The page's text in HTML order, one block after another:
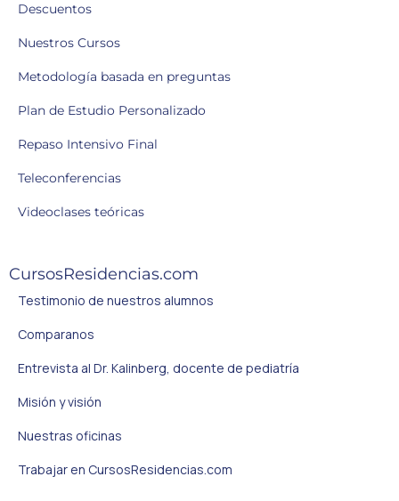
Descuentos
Nuestros Cursos
Metodología basada en preguntas
Plan de Estudio Personalizado
Repaso Intensivo Final
Teleconferencias
Videoclases teóricas
CursosResidencias.com
Testimonio de nuestros alumnos
Comparanos
Entrevista al Dr. Kalinberg, docente de pediatría
Misión y visión
Nuestras oficinas
Trabajar en CursosResidencias.com